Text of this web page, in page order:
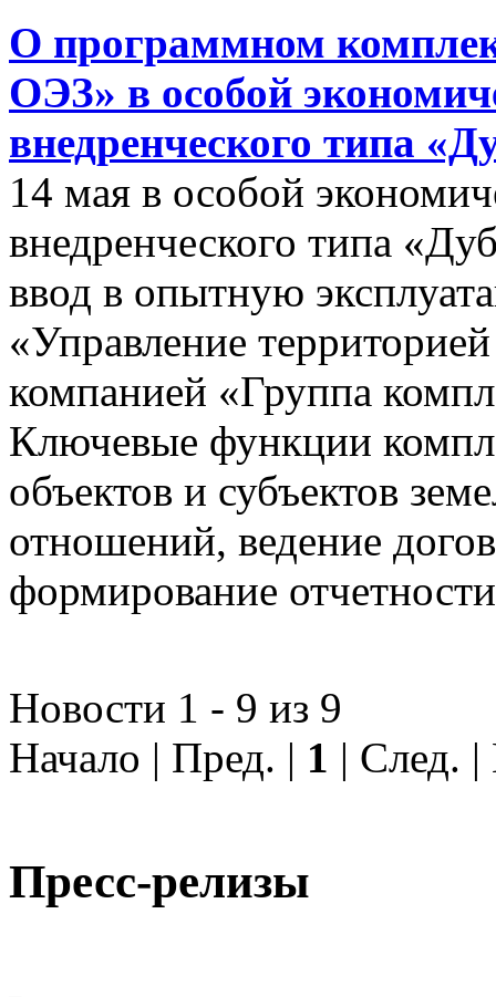
О программном
ОЭЗ» в особой
внедренческого типа
14 мая в особой
внедренческого типа
ввод в опытную
«Управление
компанией «Группа
Ключевые функции
объектов и субъектов
отношений, ведение
формирование
Новости 1 - 9 из 9
Начало | Пред. | 1 | След.
Пресс-релизы